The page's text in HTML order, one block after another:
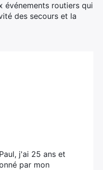
événements routiers qui
des secours et la
j'ai 25 ans et
par mon